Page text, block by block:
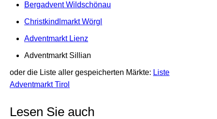
Bergadvent Wildschönau
Christkindlmarkt Wörgl
Adventmarkt Lienz
Adventmarkt Sillian
oder die Liste aller gespeicherten Märkte: Liste
Adventmarkt Tirol
Lesen Sie auch